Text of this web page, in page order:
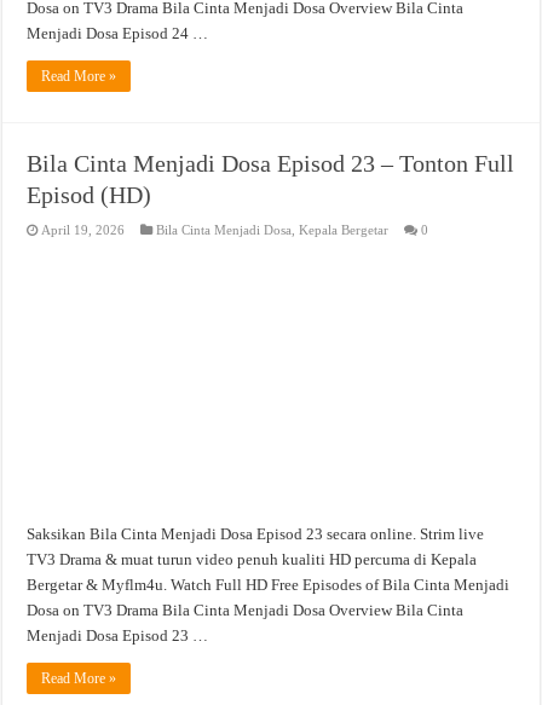
Dosa on TV3 Drama Bila Cinta Menjadi Dosa Overview Bila Cinta
Menjadi Dosa Episod 24 …
Read More »
Bila Cinta Menjadi Dosa Episod 23 – Tonton Full
Episod (HD)
April 19, 2026 Bila Cinta Menjadi Dosa ,Kepala Bergetar 0
Saksikan Bila Cinta Menjadi Dosa Episod 23 secara online. Strim live
TV3 Drama & muat turun video penuh kualiti HD percuma di Kepala
Bergetar & Myflm4u. Watch Full HD Free Episodes of Bila Cinta Menjadi
Dosa on TV3 Drama Bila Cinta Menjadi Dosa Overview Bila Cinta
Menjadi Dosa Episod 23 …
Read More »